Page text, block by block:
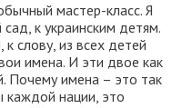
мастер-класс. Я
к украинским детям.
слову, из всех детей
имена. И эти двое как
Почему имена – это так
нации, это